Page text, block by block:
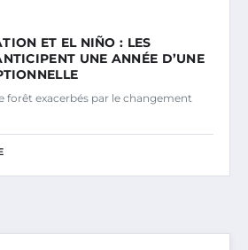
ET EL NIÑO : LES
UNE ANNÉE D’UNE
forêt exacerbés par le changement